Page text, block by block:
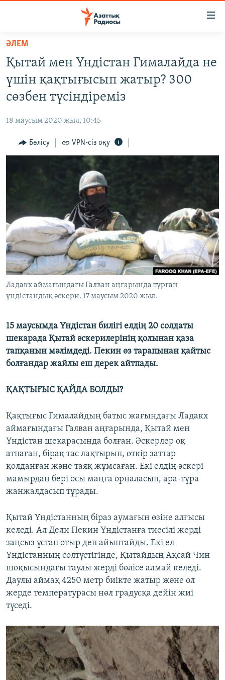
Skip
main
content
Skip
main
Navigation
to
САЯСАТ
AZATTYQTV
АДАМ ҚҰҚЫҚТАРЫ
ӘЛЕУМЕТ
АРНАЙЫ ЖОБАЛАР
ЖАЗЫЛЫҢЫЗ
Басқа тілдерде
ӘЛЕМ
Қытай мен Үндістан Гималайда не
үшін қақтығысып жатыр? 300
сөзбен түсіндіреміз
18 маусым 2020 жыл, 10:45
Бөлісу VPN-сіз оқу
Ладакх аймағындағы Галван аңғарында тұрған
үндістандық әскери. 17 маусым 2020 жыл.
15 маусымда Үндістан билігі елдің 20 солдаты
шекарада Қытай әскерилерінің қолынан қаза
тапқанын мәлімдеді. Пекин өз тарапынан қайтыс
болғандар жайлы еш дерек айтпады.
ҚАҚТЫҒЫС ҚАЙДА БОЛДЫ?
Қақтығыс Гималайдың батыс жағындағы Ладакх
аймағындағы Галван аңғарында, Қытай мен
Үндістан шекарасында болған. Әскерлер оқ
атпаған, бірақ тас лақтырып, өткір заттар
қолданған және таяқ жұмсаған. Екі елдің әскері
мамырдан бері осы маңға орналасып, ара-тұра
жанжалдасып тұрады.
Қытай Үндістанның біраз аумағын өзіне алғысы
келеді. Ал Дели Пекин Үндістанға тиесілі жерді
заңсыз ұстап отыр деп айыптайды. Екі ел
Үндістанның солтүстігінде, Қытайдың Ақсай Чин
шоқысындағы таулы жерді бөлісе алмай келеді.
Даулы аймақ 4250 метр биікте жатыр және ол
жерде температурасы нөл градусқа дейін жиі
түседі.